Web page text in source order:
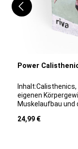
Power
eigenen
Muskelaufbau und
Erscheinen seines
Knast", bekannt
Regulärer Preis:
24,99 €